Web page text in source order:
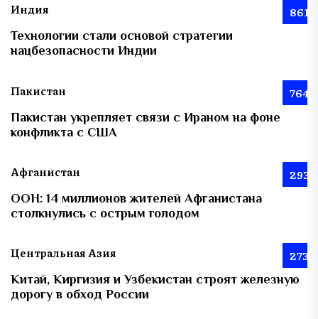
Индия 861
Технологии стали основой стратегии
нацбезопасности Индии
Пакистан 764
Пакистан укрепляет связи с Ираном на фоне
конфликта с США
Афганистан 293
ООН: 14 миллионов жителей Афганистана
столкнулись с острым голодом
Центральная Азия 273
Китай, Киргизия и Узбекистан строят железную
дорогу в обход России